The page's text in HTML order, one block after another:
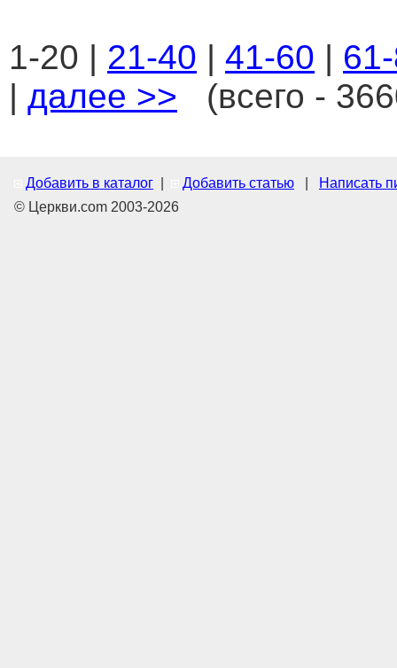
1-20 | 21-40 | 41-60 |
| далее >> (всего -
Добавить в каталог Добавить статью
Написать
© Церкви.com 2003-2026